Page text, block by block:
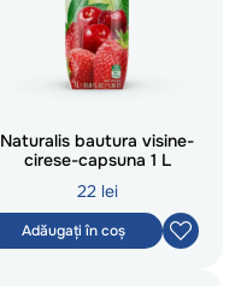
Naturalis bautura visine-
cirese-capsuna 1 L
22 lei
Adăugați în coș